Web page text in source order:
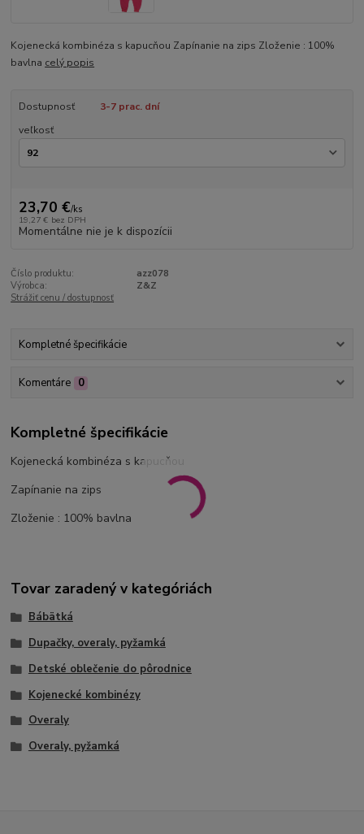
Kojenecká kombinéza s kapucňou Zapínanie na zips Zloženie : 100%
bavlna celý popis
Dostupnosť
3-7 prac. dní
veľkosť
23,70 €/ks
19,27 € bez DPH
Momentálne nie je k dispozícii
Číslo produktu:
azz078
Výrobca:
Z&Z
Strážiť cenu / dostupnosť
Kompletné špecifikácie
Komentáre 0
Kompletné špecifikácie
Kojenecká kombinéza s kapucňou
Zapínanie na zips
Zloženie : 100% bavlna
Tovar zaradený v kategóriách
Bábätká
Dupačky, overaly, pyžamká
Detské oblečenie do pôrodnice
Kojenecké kombinézy
Overaly
Overaly, pyžamká